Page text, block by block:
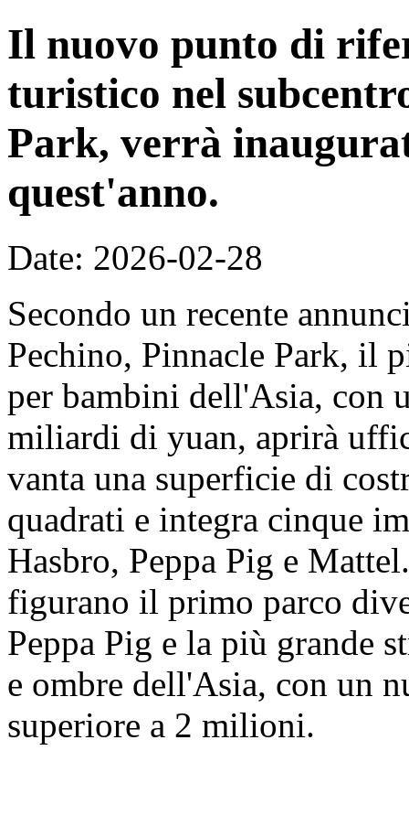
Il nuovo punto di
turistico nel
Park, verrà
quest'anno.
Date: 2026-02-28
Secondo un recente
Pechino, Pinnacle Park, il
per bambini dell'Asia, con
miliardi di yuan, aprirà
vanta una superficie di
quadrati e integra cinque
Hasbro, Peppa Pig e
figurano il primo parco
Peppa Pig e la più grande
e ombre dell'Asia, con un
superiore a 2 milioni.